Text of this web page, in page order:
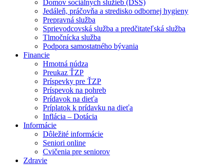
Domov sociálnych služieb (DSS)
Jedáleň, práčovňa a stredisko odbornej hygieny
Prepravná služba
Sprievodcovská služba a predčitateľská služba
Tlmočnícka služba
Podpora samostatného bývania
Financie
Hmotná núdza
Preukaz ŤZP
Príspevky pre ŤZP
Príspevok na pohreb
Prídavok na dieťa
Príplatok k prídavku na dieťa
Inflácia – Dotácia
Informácie
Dôležité informácie
Seniori online
Cvičenia pre seniorov
Zdravie